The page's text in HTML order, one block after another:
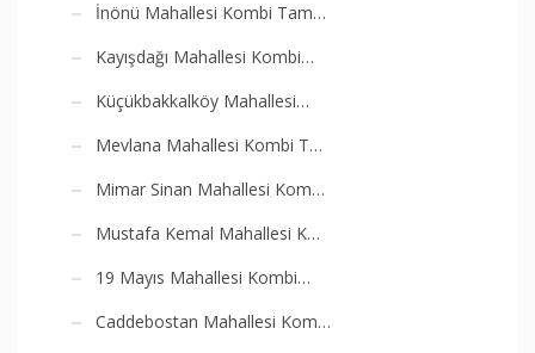
İnönü Mahallesi Kombi Tam…
Kayışdağı Mahallesi Kombi…
Küçükbakkalköy Mahallesi…
Mevlana Mahallesi Kombi T…
Mimar Sinan Mahallesi Kom…
Mustafa Kemal Mahallesi K…
19 Mayıs Mahallesi Kombi…
Caddebostan Mahallesi Kom…